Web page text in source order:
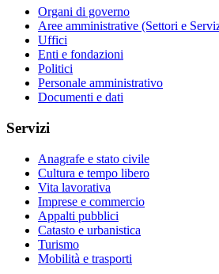
Organi di governo
Aree amministrative (Settori e
Uffici
Enti e fondazioni
Politici
Personale amministrativo
Documenti e dati
Servizi
Anagrafe e stato civile
Cultura e tempo libero
Vita lavorativa
Imprese e commercio
Appalti pubblici
Catasto e urbanistica
Turismo
Mobilità e trasporti